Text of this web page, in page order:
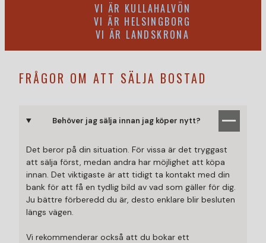
VI ÄR KULLAHALVÖN
VI ÄR HELSINGBORG
VI ÄR LANDSKRONA
FRÅGOR OM ATT SÄLJA BOSTAD
Behöver jag sälja innan jag köper nytt?
Det beror på din situation. För vissa är det tryggast
att sälja först, medan andra har möjlighet att köpa
innan. Det viktigaste är att tidigt ta kontakt med din
bank för att få en tydlig bild av vad som gäller för dig.
Ju bättre förberedd du är, desto enklare blir besluten
längs vägen.
Vi rekommenderar också att du bokar ett